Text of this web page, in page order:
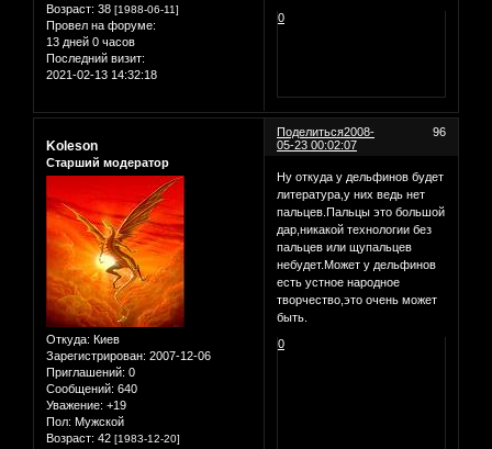
Возраст: 38 [1988-06-11]
Провел на форуме:
13 дней 0 часов
Последний визит:
2021-02-13 14:32:18
0
Поделиться 96
2008-
05-23 00:02:07
Koleson
Старший модератор
Откуда: Киев
Зарегистрирован: 2007-12-06
Приглашений: 0
Сообщений: 640
Уважение: +19
Пол: Мужской
Возраст: 42 [1983-12-20]
Ну откуда у дельфинов будет
литература,у них ведь нет
пальцев.Пальцы это большой
дар,никакой технологии без
пальцев или щупальцев
небудет.Может у дельфинов
есть устное народное
творчество,это очень может
быть.
0